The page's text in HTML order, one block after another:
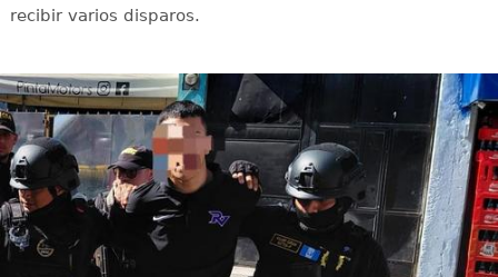
recibir varios disparos.